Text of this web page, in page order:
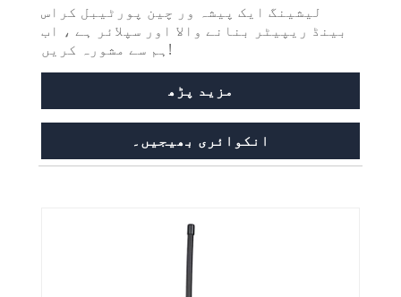
لیشینگ ایک پیشہ ور چین پورٹیبل کراس
بینڈ ریپیٹر بنانے والا اور سپلائر ہے ، اب
ہم سے مشورہ کریں!
مزید پڑھ
انکوائری بھیجیں۔